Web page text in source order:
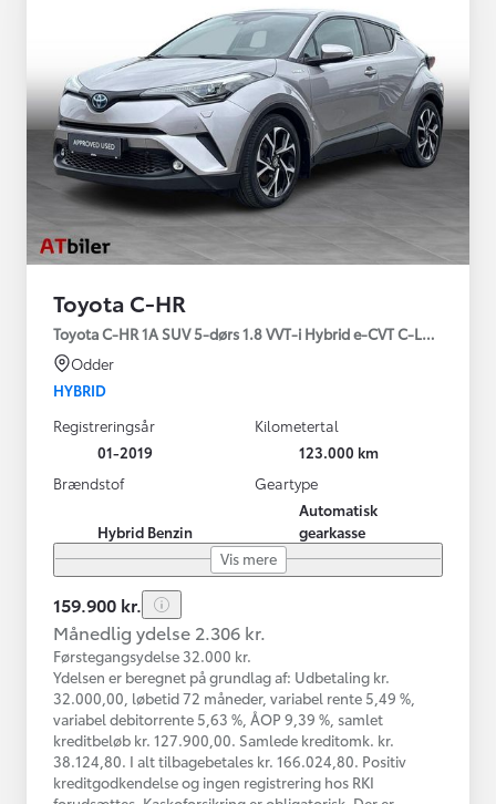
Toyota C-HR
Toyota C-HR 1A SUV 5-dørs 1.8 VVT-i Hybrid e-CVT C-LUB -
Odder
HYBRID
Registreringsår
01-2019
Kilometertal
123.000 km
Brændstof
Hybrid Benzin
Geartype
Automatisk
gearkasse
Vis mere
159.900 kr.
Månedlig ydelse 2.306 kr.
Førstegangsydelse 32.000 kr.
Ydelsen er beregnet på grundlag af: Udbetaling kr.
32.000,00, løbetid 72 måneder, variabel rente 5,49 %,
variabel debitorrente 5,63 %, ÅOP 9,39 %, samlet
kreditbeløb kr. 127.900,00. Samlede kreditomk. kr.
38.124,80. I alt tilbagebetales kr. 166.024,80. Positiv
kreditgodkendelse og ingen registrering hos RKI